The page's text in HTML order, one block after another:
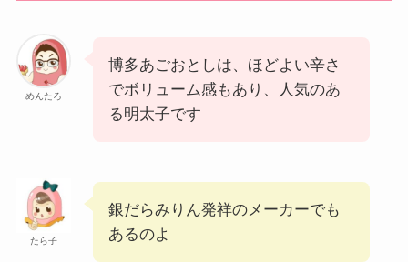
めんたろ
博多あごおとしは、ほどよい辛さ
でボリューム感もあり、人気のあ
る明太子です
たら子
銀だらみりん発祥のメーカーでも
あるのよ